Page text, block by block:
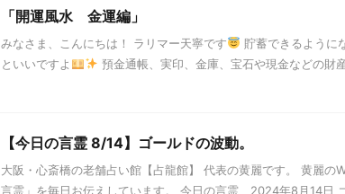
「開運風水 金運編」
みなさま、こんにちは！ ラリマー天寧です 貯蓄できるように
といいですよ
預金通帳、実印、金庫、宝石や現金などの財
【今日の言霊 8/14】ゴールドの波動。
大阪・心斎橋の老舗占い館【占龍館】 代表の黄麗です。 黄麗
言霊」を毎日お伝えしています。 今日の言霊 2024年8月14日